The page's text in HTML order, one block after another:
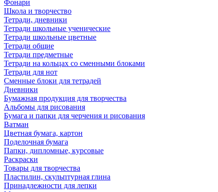
Фонари
Школа и творчество
Тетради, дневники
Тетради школьные ученические
Тетради школьные цветные
Тетради общие
Тетради предметные
Тетради на кольцах со сменными блоками
Тетради для нот
Сменные блоки для тетрадей
Дневники
Бумажная продукция для творчества
Альбомы для рисования
Бумага и папки для черчения и рисования
Ватман
Цветная бумага, картон
Поделочная бумага
Папки, дипломные, курсовые
Раскраски
Товары для творчества
Пластилин, скульптурная глина
Принадлежности для лепки